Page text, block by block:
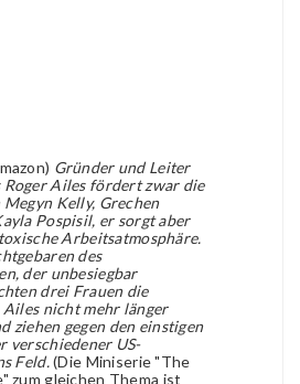
Gründer und Leiter
Roger Ailes fördert zwar die
Kelly, Grechen
Pospisil, er sorgt aber
Arbeitsatmosphäre.
des
der unbesiegbar
drei Frauen die
nicht mehr länger
ziehen gegen den einstigen
verschiedener US-
Feld.(Die Miniserie "The
zum gleichen Thema ist